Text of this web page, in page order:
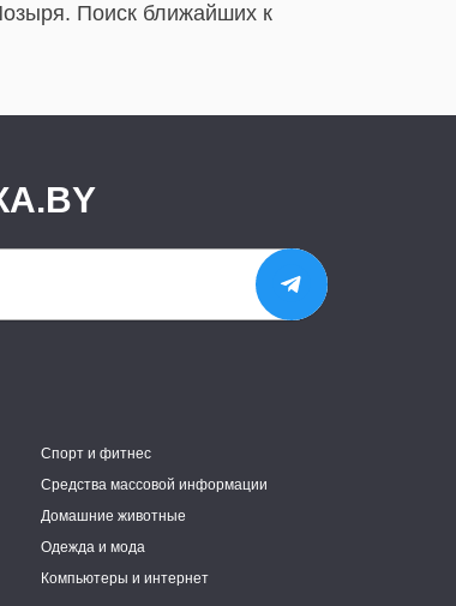
Поиск ближайших к
Спорт и фитнес
Средства массовой информации
Домашние животные
Одежда и мода
Компьютеры и интернет